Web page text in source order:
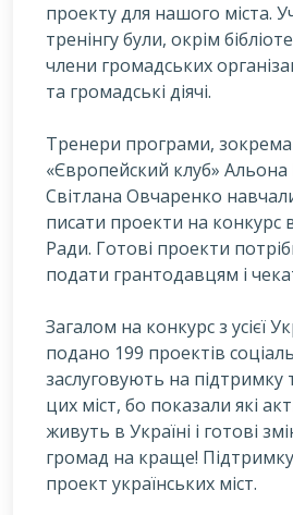
проекту для нашого міста.
тренінгу були, окрім
члени громадських
та громадські діячі.
Тренери програми,
«Європейский клуб» Альона
Світлана Овчаренко
писати проекти на конкурс
Ради. Готові проекти
подати грантодавцям і
Загалом на конкурс з усієї
подано 199 проектів
заслуговують на підтримку
цих міст, бо показали які
живуть в Україні і готові
громад на краще!
проект українських міст.